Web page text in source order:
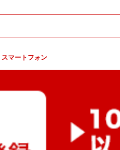
スマートフォン